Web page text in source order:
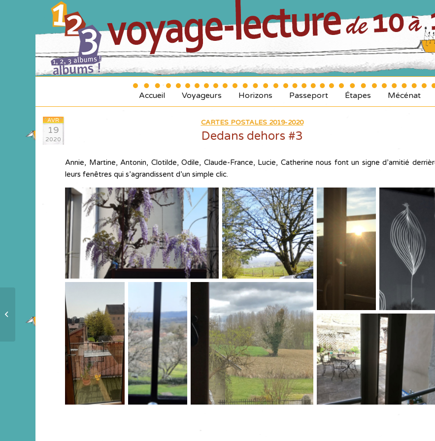
Accueil Voyageurs Horizons Passeport Étapes Mécénat
AVR
19
2020
CARTES POSTALES 2019-2020
Dedans dehors #3
Annie, Martine, Antonin, Clotilde, Odile, Claude-France, Lucie, Catherine nous font un signe d’amitié
leurs fenêtres qui s’agrandissent d’un simple clic.
interdiction de sortir, pas de
s’écrire !